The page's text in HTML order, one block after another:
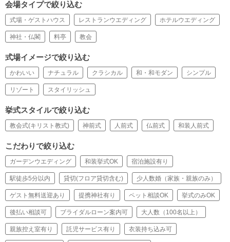
会場タイプで絞り込む
式場・ゲストハウス レストランウエディング ホテルウエディング
神社・仏閣 料亭 教会
式場イメージで絞り込む
かわいい ナチュラル クラシカル 和・和モダン シンプル
リゾート スタイリッシュ
挙式スタイルで絞り込む
教会式(キリスト教式) 神前式 人前式 仏前式 和装人前式
こだわりで絞り込む
ガーデンウエディング 和装挙式OK 宿泊施設有り
駅徒歩5分以内 貸切(フロア貸切含む) 少人数婚（家族・親族のみ）
ゲスト無料送迎あり 提携神社有り ペット相談OK 挙式のみOK
後払い相談可 ブライダルローン案内可 大人数（100名以上）
親族控え室有り 託児サービス有り 衣装持ち込み可